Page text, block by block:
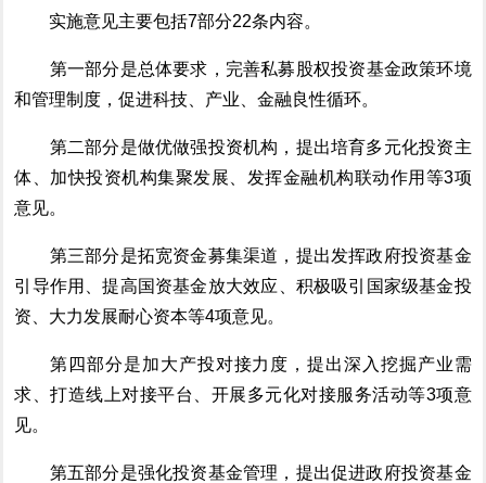
实施意见主要包括7部分22条内容。
第一部分是总体要求， 完善私募股权投资基金政策环境
和管理制度 ，促进科技、产业、金融良性循环。
第二部分是做优做强投资机构，提出培育多元化投资主
体、加快投资机构集聚发展、发挥金融机构联动作用等3项
意见。
第三部分是拓宽资金募集渠道，提出发挥政府投资基金
引导作用、提高国资基金放大效应、积极吸引国家级基金投
资、大力发展耐心资本等4项意见。
第四部分是加大产投对接力度，提出深入挖掘产业需
求、打造线上对接平台、开展多元化对接服务活动等3项意
见。
第五部分是强化投资基金管理，提出促进政府投资基金